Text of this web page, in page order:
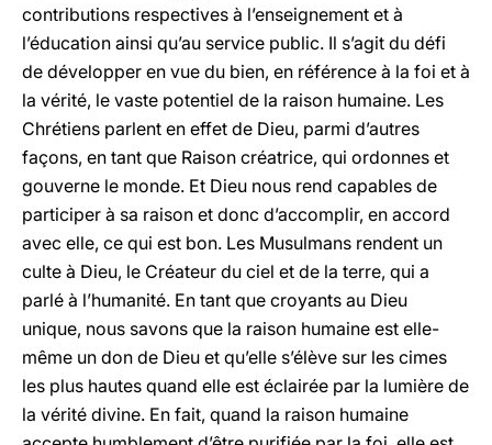
contributions respectives à l’enseignement et à
l’éducation ainsi qu’au service public. Il s’agit du défi
de développer en vue du bien, en référence à la foi et à
la vérité, le vaste potentiel de la raison humaine. Les
Chrétiens parlent en effet de Dieu, parmi d’autres
façons, en tant que Raison créatrice, qui ordonnes et
gouverne le monde. Et Dieu nous rend capables de
participer à sa raison et donc d’accomplir, en accord
avec elle, ce qui est bon. Les Musulmans rendent un
culte à Dieu, le Créateur du ciel et de la terre, qui a
parlé à l’humanité. En tant que croyants au Dieu
unique, nous savons que la raison humaine est elle-
même un don de Dieu et qu’elle s’élève sur les cimes
les plus hautes quand elle est éclairée par la lumière de
la vérité divine. En fait, quand la raison humaine